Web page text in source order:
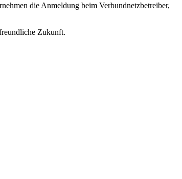
die Anmeldung beim Verbundnetzbetreiber,
Zukunft.